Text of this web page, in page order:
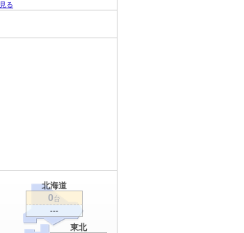
る
北海道
0台
---
東北